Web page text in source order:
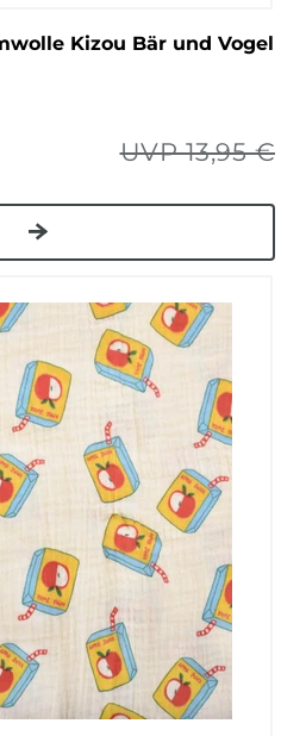
Kizou Bär und Vogel
UVP 13,95 €